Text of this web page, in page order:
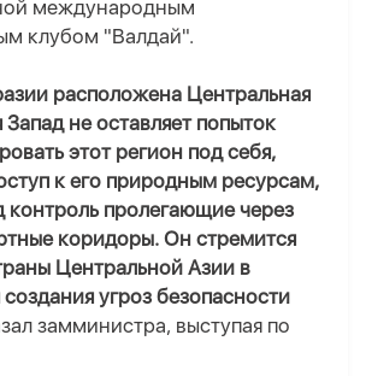
международным
клубом "Валдай".
расположена Центральная
не оставляет попыток
этот регион под себя,
к его природным ресурсам,
контроль пролегающие через
коридоры. Он стремится
Центральной Азии в
угроз безопасности
замминистра, выступая по